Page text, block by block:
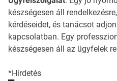
készségesen áll
kérdéseidet, és tanácsot
kapcsolatban. Egy
készségesen áll az ügyfelek
*Hirdetés